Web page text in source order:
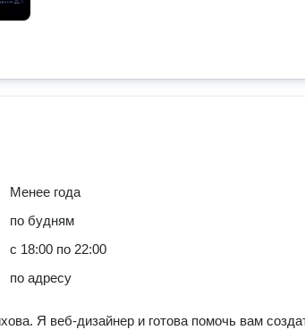
Менее года
по будням
с 18:00 по 22:00
по адресу
Я веб-дизайнер и готова помочь вам